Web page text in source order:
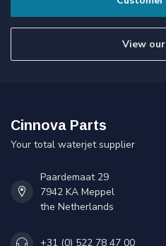
View
Cinnova Parts
Your total waterjet supplier
Paardemaat 29
7942 KA Meppel
the Netherlands
+31 (0) 522 78 47 00